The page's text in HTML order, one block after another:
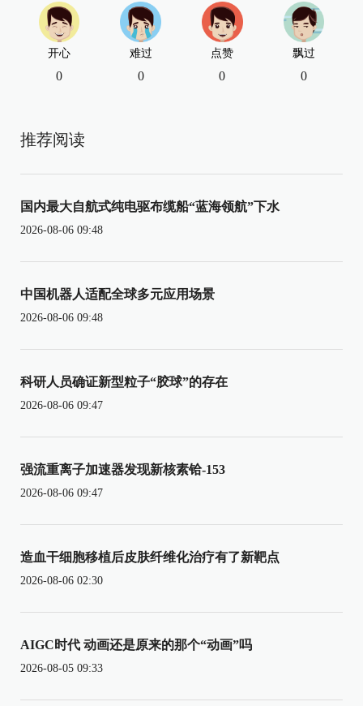
开心
0
难过
0
点赞
0
飘过
0
推荐阅读
国内最大自航式纯电驱布缆船“蓝海领航”下水
2026-08-06 09:48
中国机器人适配全球多元应用场景
2026-08-06 09:48
科研人员确证新型粒子“胶球”的存在
2026-08-06 09:47
强流重离子加速器发现新核素铪-153
2026-08-06 09:47
造血干细胞移植后皮肤纤维化治疗有了新靶点
2026-08-06 02:30
AIGC时代 动画还是原来的那个“动画”吗
2026-08-05 09:33